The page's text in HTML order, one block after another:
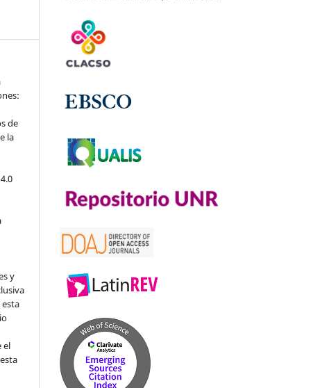
de
la
y
el